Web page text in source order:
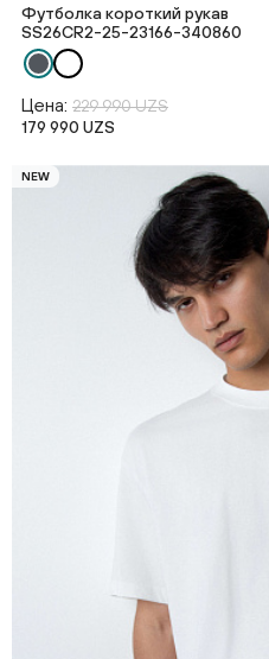
Футболка короткий рукав
SS26CR2-25-23166-340860
Цена: 229 990 UZS
179 990 UZS
NEW